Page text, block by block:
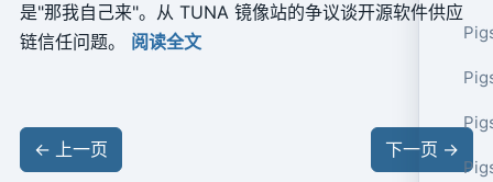
是"那我自己来"。从 TUNA 镜像站的争议谈开源软件供应
链信任问题。 阅读全文
← 上一页 下一页 →